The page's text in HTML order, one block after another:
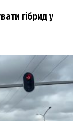
гібрид у